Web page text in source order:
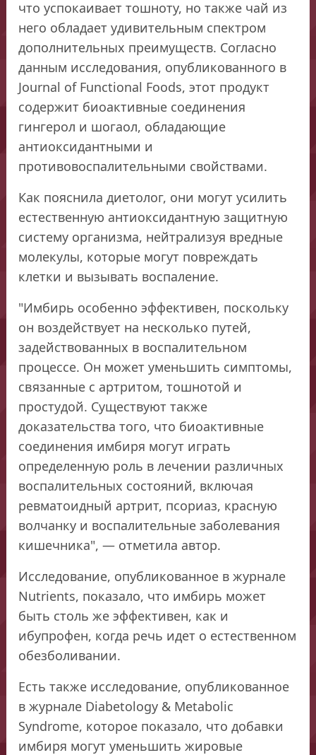
что успокаивает тошноту, но также чай из
него обладает удивительным спектром
дополнительных преимуществ. Согласно
данным исследования, опубликованного в
Journal of Functional Foods, этот продукт
содержит биоактивные соединения
гингерол и шогаол, обладающие
антиоксидантными и
противовоспалительными свойствами.
Как пояснила диетолог, они могут усилить
естественную антиоксидантную защитную
систему организма, нейтрализуя вредные
молекулы, которые могут повреждать
клетки и вызывать воспаление.
"Имбирь особенно эффективен, поскольку
он воздействует на несколько путей,
задействованных в воспалительном
процессе. Он может уменьшить симптомы,
связанные с артритом, тошнотой и
простудой. Существуют также
доказательства того, что биоактивные
соединения имбиря могут играть
определенную роль в лечении различных
воспалительных состояний, включая
ревматоидный артрит, псориаз, красную
волчанку и воспалительные заболевания
кишечника", — отметила автор.
Исследование, опубликованное в журнале
Nutrients, показало, что имбирь может
быть столь же эффективен, как и
ибупрофен, когда речь идет о естественном
обезболивании.
Есть также исследование, опубликованное
в журнале Diabetology & Metabolic
Syndrome, которое показало, что добавки
имбиря могут уменьшить жировые